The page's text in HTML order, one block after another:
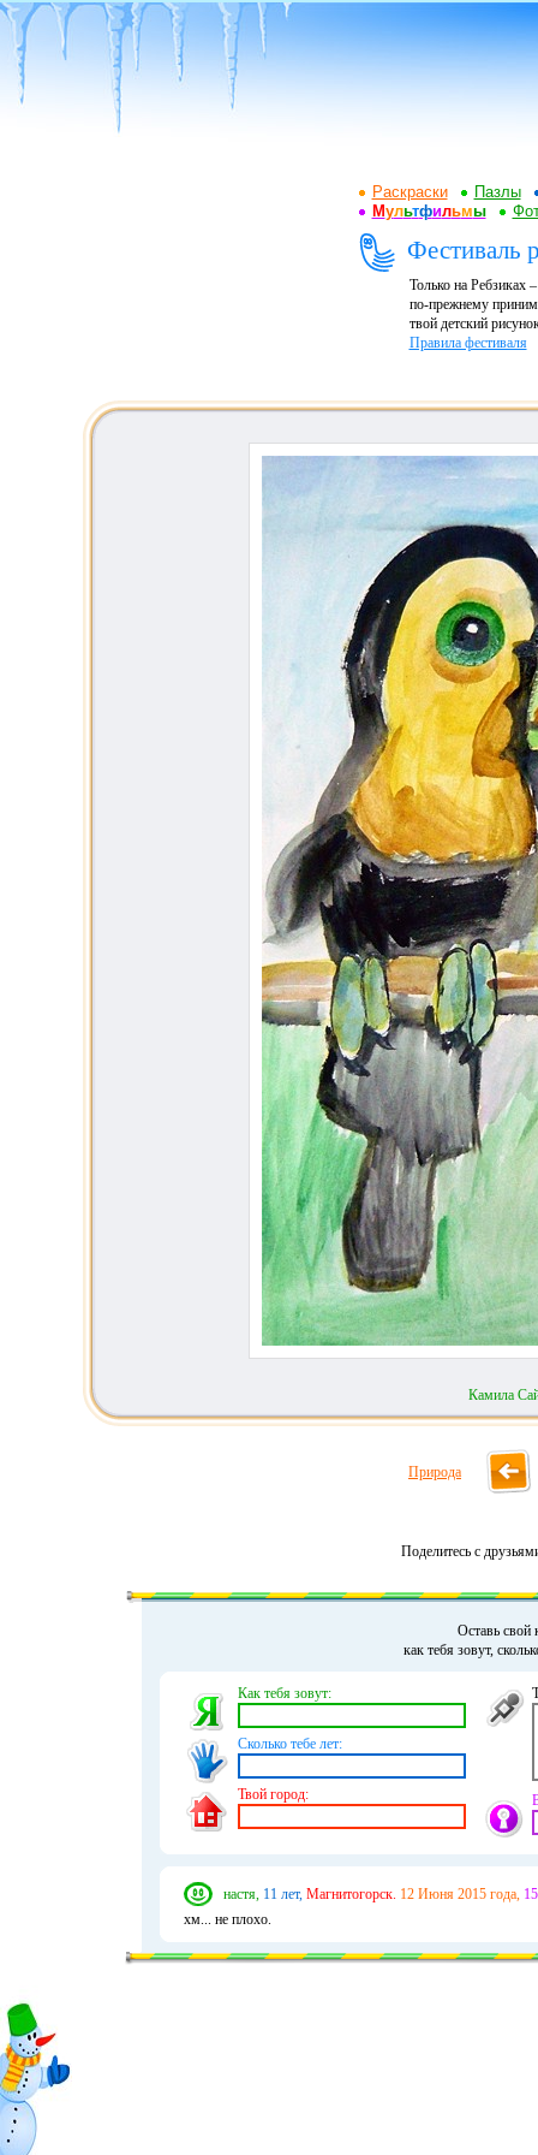
Раскраски
Пазлы
Мультфильмы
Фестиваль
Только на Ребзиках
по-прежнему
твой детский
Правила фестиваля
Камила
Природа
Поделитесь с
Оставь свой
как тебя зовут,
Как тебя зовут:
Сколько тебе лет:
Твой город:
настя, 11 лет, Магнитогорск. 12 Июня 2015 года,
хм... не плохо.